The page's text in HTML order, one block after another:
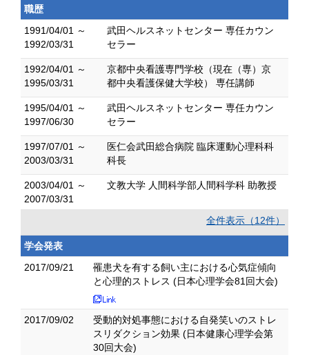
職歴
1991/04/01 ～
1992/03/31
武田ヘルスネットセンター 専任カウン
セラー
1992/04/01 ～
1995/03/31
京都中央看護専門学校（現在（専）京
都中央看護保健大学校） 専任講師
1995/04/01 ～
1997/06/30
武田ヘルスネットセンター 専任カウン
セラー
1997/07/01 ～
2003/03/31
医仁会武田総合病院 臨床運動心理科科
科長
2003/04/01 ～
2007/03/31
文教大学 人間科学部人間科学科 助教授
全件表示（12件）
学会発表
2017/09/21
罹患犬を有する飼い主における心気症傾向
と心理的ストレス (日本心理学会81回大会)
2017/09/02
受動的対処事態における自発笑いのストレ
スリダクション効果 (日本健康心理学会第
30回大会)